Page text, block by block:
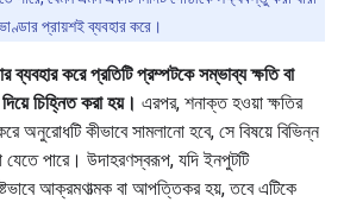
প্রায়শই ব্যবহার করে।
ব্যবহার করে প্রতিটি প্রম্পটকে সম্ভাব্য ক্ষতি বা
চিহ্নিত করা হয়। এরপর, শনাক্ত হওয়া ক্ষতির
অনুরোধটি কীভাবে সামলানো হবে, সে বিষয়ে বিভিন্ন
পারে। উদাহরণস্বরূপ, যদি ইনপুটটি
আক্রমণাত্মক বা আপত্তিকর হয়, তবে এটিকে